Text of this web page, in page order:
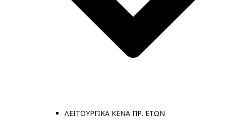
ΛΕΙΤΟΥΡΓΙΚΑ ΚΕΝΑ ΠΡ. ΕΤΩΝ